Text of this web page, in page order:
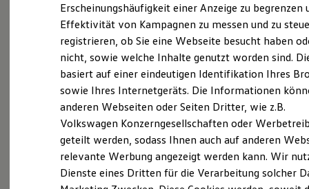
Ladezeitensimulator
Batterie
Sicherheit
Garantie und Lebensdauer
Nachhaltigkeit
Technologie
Kosten und Kauf
Verbrauchskosten
Kaufoptionen
E-Auto-Förderung
Software und Konnektivität
Die ID. Software 6
ID. Software Versionen und Updates
Digitale Extras
Schnittstellen zu Ihrem ID.
Fahrzeugangebot anfordern
Servicetermin buchen
Erscheinungshäufigkeit einer Anzeige zu begrenzen
Effektivität von Kampagnen zu messen und zu
registrieren, ob Sie eine Webseite besucht haben
nicht, sowie welche Inhalte genutzt worden sind.
basiert auf einer eindeutigen Identifikation Ihres
sowie Ihres Internetgeräts. Die Informationen
anderen Webseiten oder Seiten Dritter, wie z.B.
Volkswagen Konzerngesellschaften oder
geteilt werden, sodass Ihnen auch auf anderen
relevante Werbung angezeigt werden kann. Wir
Dienste eines Dritten für die Verarbeitung solcher